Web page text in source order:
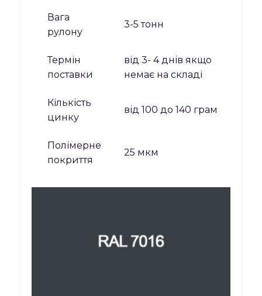
Вага
рулону
3-5 тонн
Термін
поставки
від 3- 4 днів якщо
немає на складі
Кількість
цинку
від 100 до 140 грам
Полімерне
покриття
25 мкм